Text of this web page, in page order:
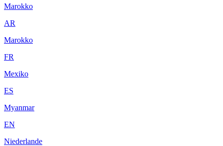
Marokko
AR
Marokko
FR
Mexiko
ES
Myanmar
EN
Niederlande